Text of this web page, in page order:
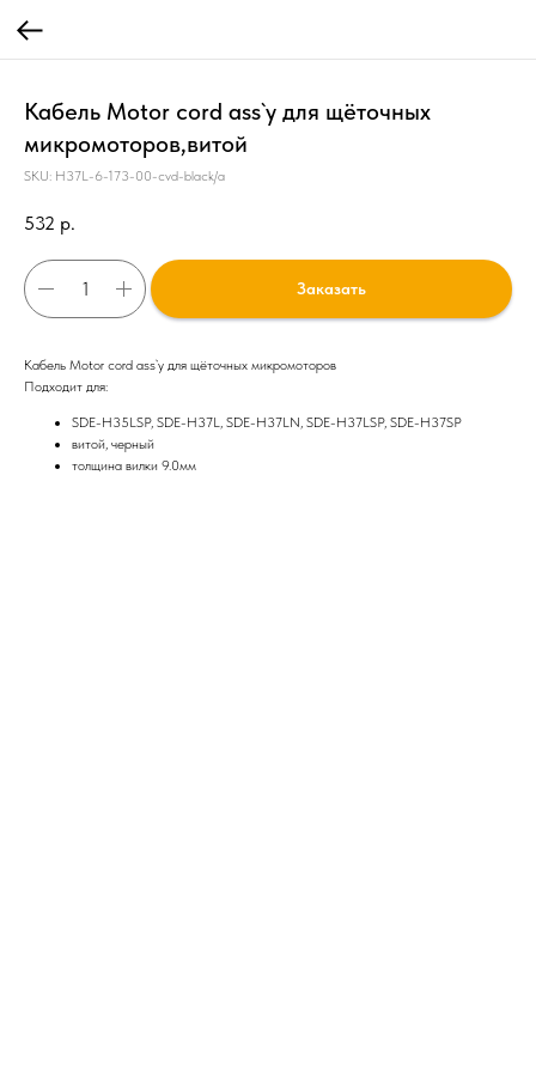
Кабель Motor cord ass`y для щёточных
микромоторов,витой
SKU: H37L-6-173-00-cvd-black/а
532 р.
Заказать
Кабель Motor cord ass`y для щёточных микромоторов
Подходит для:
SDE-H35LSP, SDE-H37L, SDE-H37LN, SDE-H37LSP, SDE-H37SP
витой, черный
толщина вилки 9.0мм